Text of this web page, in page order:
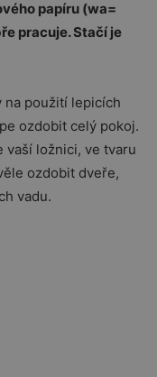
papíru (wa=
pracuje. Stačí je
na použití lepicích
ozdobit celý pokoj.
vaší ložnici, ve tvaru
ozdobit dveře,
vadu.